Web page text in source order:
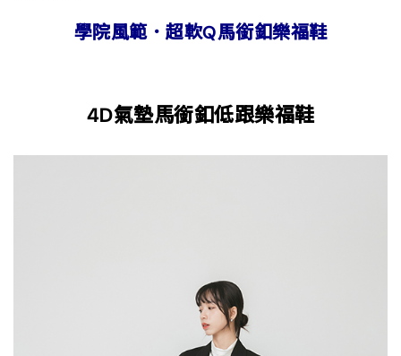
學院風範．超軟Q馬銜釦樂福鞋
4D氣墊馬銜釦低跟樂福鞋